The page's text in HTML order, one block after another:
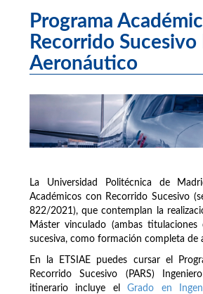
Programa
Recorrido
Aeronáutico
La Universidad Politécnica de
Académicos con Recorrido Sucesivo
822/2021), que contemplan la
Máster vinculado (ambas titulaciones
sucesiva, como formación completa de
En la ETSIAE puedes cursar el
Recorrido Sucesivo (PARS)
itinerario incluye elGrado en